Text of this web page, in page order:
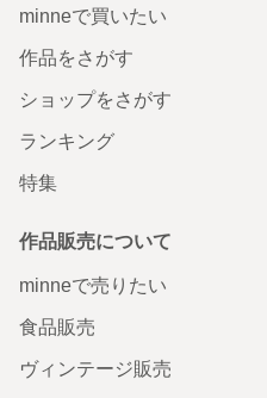
minneで買いたい
作品をさがす
ショップをさがす
ランキング
特集
作品販売について
minneで売りたい
食品販売
ヴィンテージ販売